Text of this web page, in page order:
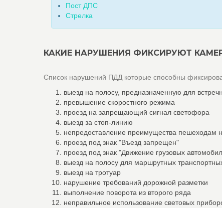
Пост ДПС
Стрелка
КАКИЕ НАРУШЕНИЯ ФИКСИРУЮТ
Список нарушений ПДД которые способны
выезд на полосу, предназначенную для
превышение скоростного режима
проезд на запрещающий сигнал светофора
выезд за стоп-линию
непредоставление преимущества пешеходам
проезд под знак "Въезд запрещен"
проезд под знак "Движение грузовых
выезд на полосу для маршрутных
выезд на тротуар
нарушение требований дорожной разметки
выполнение поворота из второго ряда
неправильное использование световых